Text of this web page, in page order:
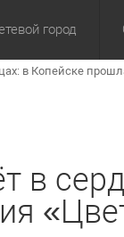
город
в Копейске
в